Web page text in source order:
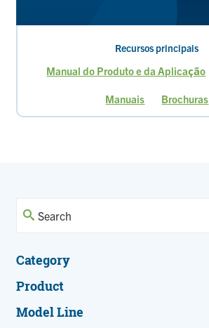
Recursos principais
Manual do Produto e da Aplicação
Manuais Brochuras
Category
Product
Model Line